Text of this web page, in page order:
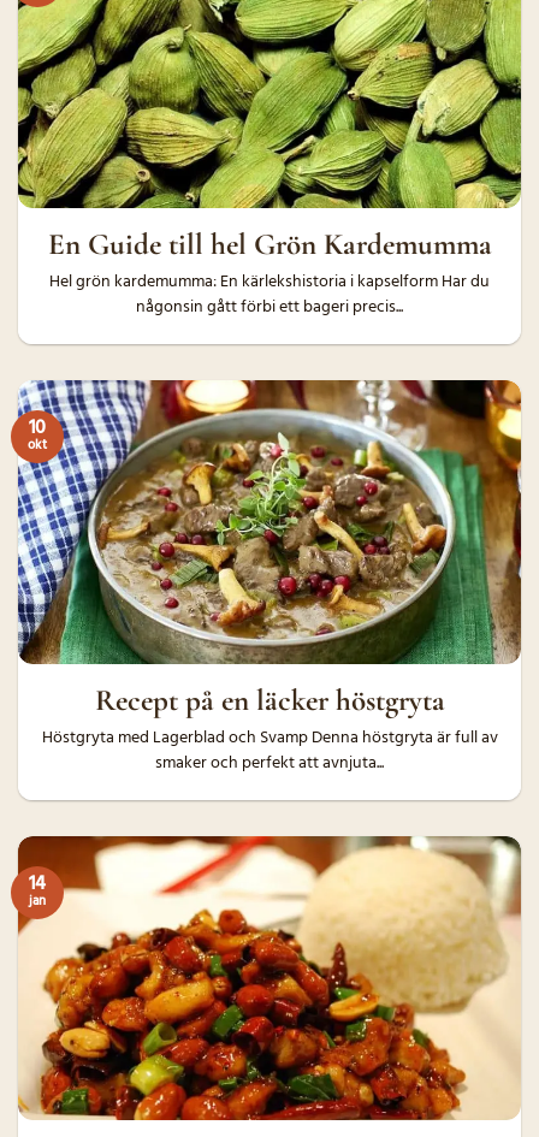
En Guide till hel Grön Kardemumma
Hel grön kardemumma: En kärlekshistoria i kapselform Har du
någonsin gått förbi ett bageri precis...
Recept på en läcker höstgryta
Höstgryta med Lagerblad och Svamp Denna höstgryta är full av
smaker och perfekt att avnjuta...
10
okt
14
jan